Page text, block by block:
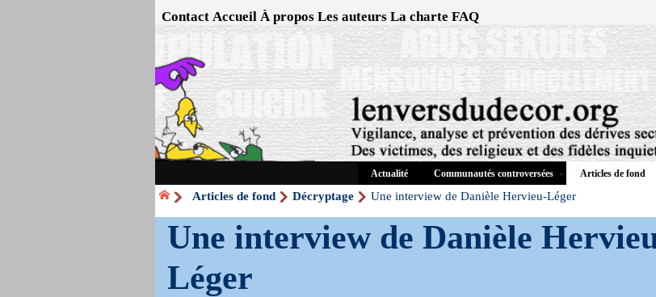
Contact Accueil À propos Les auteurs La charte FAQ
Actualité Communautés controversées Articles de fond
Articles de fond Décryptage Une interview de Danièle Hervieu-Léger
Une interview de Danièle
Léger